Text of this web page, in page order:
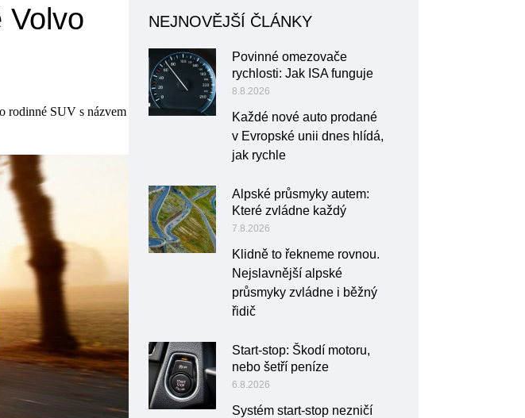
Volvo
rodinné SUV s názvem
NEJNOVĚJŠÍ ČLÁNKY
Povinné omezovače
rychlosti: Jak ISA funguje
8.8.2026
Každé nové auto prodané
v Evropské unii dnes hlídá,
jak rychle
Alpské průsmyky autem:
Které zvládne každý
7.8.2026
Klidně to řekneme rovnou.
Nejslavnější alpské
průsmyky zvládne i běžný
řidič
Start-stop: Škodí motoru,
nebo šetří peníze
6.8.2026
Systém start-stop nezničí